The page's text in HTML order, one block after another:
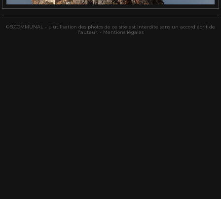
©B.COMMUNAL - L'utilisation des photos de ce site est interdite sans un accord écrit de
l'auteur. - Mentions légales